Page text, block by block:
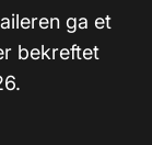
ga et
bekreftet